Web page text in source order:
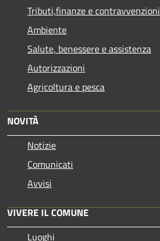
Tributi,finanze e contravvenzioni
Ambiente
Salute, benessere e assistenza
Autorizzazioni
Agricoltura e pesca
NOVITÀ
Notizie
Comunicati
Avvisi
VIVERE IL COMUNE
Luoghi